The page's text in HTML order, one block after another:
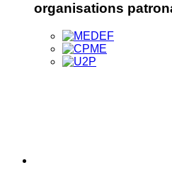
organisations